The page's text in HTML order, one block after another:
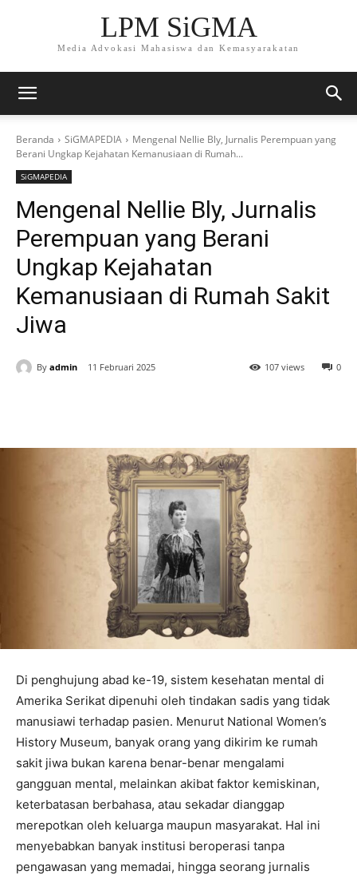
LPM SiGMA
Media Advokasi Mahasiswa dan Kemasyarakatan
Beranda SiGMAPEDIA
Mengenal Nellie Bly, Jurnalis Perempuan yang
Berani Ungkap Kejahatan Kemanusiaan di Rumah...
SiGMAPEDIA
Mengenal Nellie Bly, Jurnalis
Perempuan yang Berani
Ungkap Kejahatan
Kemanusiaan di Rumah Sakit
Jiwa
By admin 11 Februari 2025 0
107 views
Di penghujung abad ke-19, sistem kesehatan mental di
Amerika Serikat dipenuhi oleh tindakan sadis yang tidak
manusiawi terhadap pasien. Menurut National Women’s
History Museum, banyak orang yang dikirim ke rumah
sakit jiwa bukan karena benar-benar mengalami
gangguan mental, melainkan akibat faktor kemiskinan,
keterbatasan berbahasa, atau sekadar dianggap
merepotkan oleh keluarga maupun masyarakat. Hal ini
menyebabkan banyak institusi beroperasi tanpa
pengawasan yang memadai, hingga seorang jurnalis